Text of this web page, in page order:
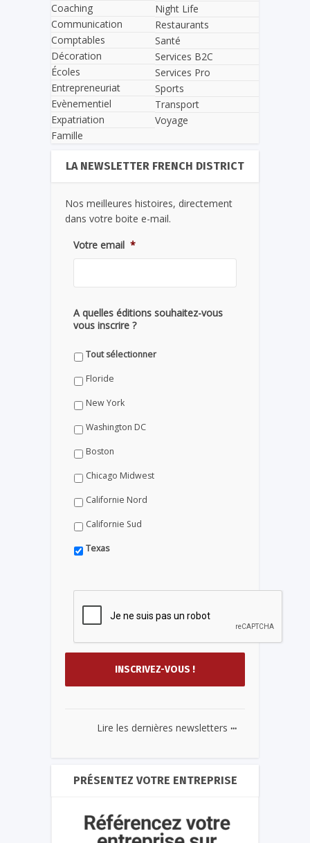
Coaching
Communication
Comptables
Décoration
Écoles
Entrepreneuriat
Evènementiel
Expatriation
Famille
Night Life
Restaurants
Santé
Services B2C
Services Pro
Sports
Transport
Voyage
LA NEWSLETTER FRENCH DISTRICT
Nos meilleures histoires, directement
dans votre boite e-mail.
Votre email *
A quelles éditions souhaitez-vous
vous inscrire ?
Tout sélectionner
Floride
New York
Washington DC
Boston
Chicago Midwest
Californie Nord
Californie Sud
Texas
Lire les dernières newsletters ...
PRÉSENTEZ VOTRE ENTREPRISE